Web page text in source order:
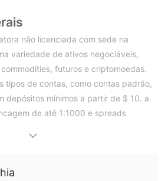
não licenciada com sede na
variedade de ativos negociáveis,
futuros e criptomoedas.
tipos de contas, como contas padrão,
depósitos mínimos a partir de $ 10. a
de até 1:1000 e spreads
recursos educacionais,